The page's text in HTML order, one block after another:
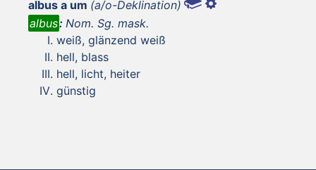
albus a um (a/o-Deklination)
albus: Nom. Sg. mask.
weiß, glänzend weiß
hell, blass
hell, licht, heiter
günstig